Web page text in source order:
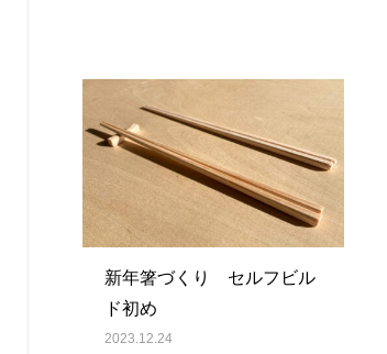
新年箸づくり セルフビル
ド初め
2023.12.24